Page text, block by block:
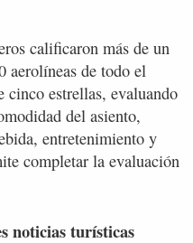
calificaron más de un
aerolíneas de todo el
cinco estrellas, evaluando
del asiento,
entretenimiento y
completar la evaluación
noticias turísticas